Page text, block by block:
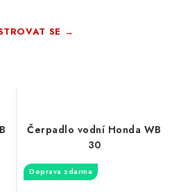
SE →
Čerpadlo vodní Honda WB
30
Doprava zdarma